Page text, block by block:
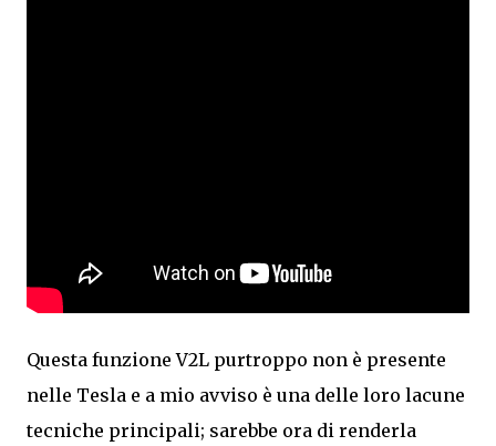
Questa funzione V2L purtroppo non è presente
nelle Tesla e a mio avviso è una delle loro lacune
tecniche principali; sarebbe ora di renderla